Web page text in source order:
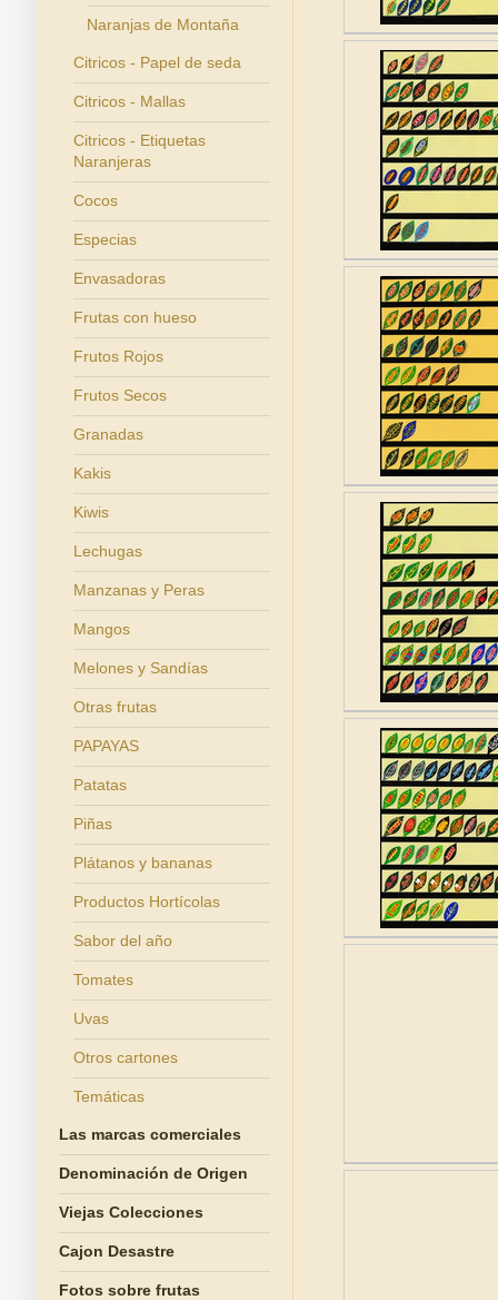
Naranjas de Montaña
Citricos - Papel de seda
Citricos - Mallas
Citricos - Etiquetas
Naranjeras
Cocos
Especias
Envasadoras
Frutas con hueso
Frutos Rojos
Frutos Secos
Granadas
Kakis
Kiwis
Lechugas
Manzanas y Peras
Mangos
Melones y Sandías
Otras frutas
PAPAYAS
Patatas
Piñas
Plátanos y bananas
Productos Hortícolas
Sabor del año
Tomates
Uvas
Otros cartones
Temáticas
Las marcas comerciales
Denominación de Origen
Viejas Colecciones
Cajon Desastre
Fotos sobre frutas